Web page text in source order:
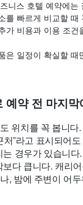
니스 호텔 예약에는
를 빠르게 비교할 때
가 비용과 이용 조건
은 일정이 확실할 때
예약 전 마지막
위치를 꼭 봅니다.
처”라고 표시되어
경우가 있습니다
보다 큽니다. 캐리
, 밤에 주변이 어